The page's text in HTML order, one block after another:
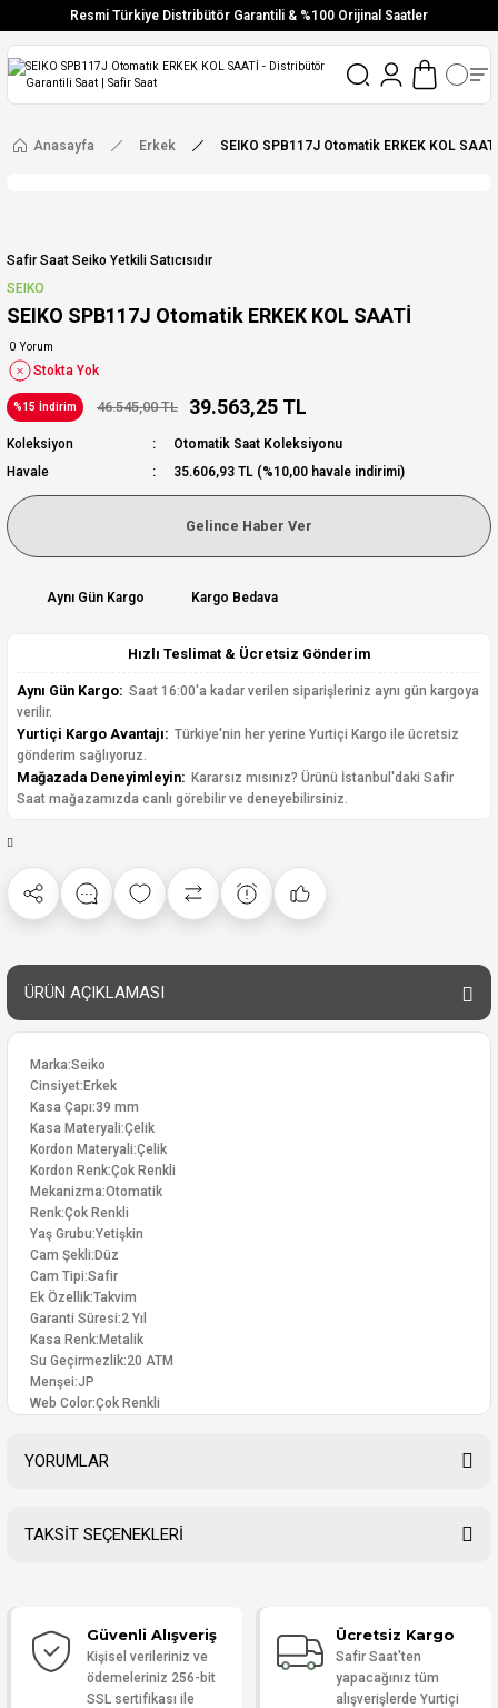
Resmi Türkiye Distribütör Garantili & %100 Orijinal Saatler
Vade Farksız 6 Taksit
Ücretsiz Kargo
Anasayfa Erkek SEIKO SPB117J Otomatik ERKEK KOL SAATİ
Safir Saat Seiko Yetkili Satıcısıdır
SEIKO
SEIKO SPB117J Otomatik ERKEK KOL SAATİ
0 Yorum
Stokta Yok
%15 İndirim 46.545,00 TL 39.563,25 TL
Koleksiyon
Otomatik Saat Koleksiyonu
Havale
35.606,93 TL (%10,00 havale indirimi)
Gelince Haber Ver
Aynı Gün Kargo Kargo Bedava
Hızlı Teslimat & Ücretsiz Gönderim
Aynı Gün Kargo: Saat 16:00'a kadar verilen siparişleriniz aynı gün kargoya
verilir.
Yurtiçi Kargo Avantajı: Türkiye'nin her yerine Yurtiçi Kargo ile ücretsiz
gönderim sağlıyoruz.
Mağazada Deneyimleyin: Kararsız mısınız? Ürünü İstanbul'daki Safir
Saat mağazamızda canlı görebilir ve deneyebilirsiniz.
ÜRÜN AÇIKLAMASI
Marka:Seiko
Cinsiyet:Erkek
Kasa Çapı:39 mm
Kasa Materyali:Çelik
Kordon Materyali:Çelik
Kordon Renk:Çok Renkli
Mekanizma:Otomatik
Renk:Çok Renkli
Yaş Grubu:Yetişkin
Cam Şekli:Düz
Cam Tipi:Safir
Ek Özellik:Takvim
Garanti Süresi:2 Yıl
Kasa Renk:Metalik
Su Geçirmezlik:20 ATM
Menşei:JP
Web Color:Çok Renkli
YORUMLAR
Yorum Yaz
TAKSİT SEÇENEKLERİ
Güvenli Alışveriş
Kişisel verileriniz ve
ödemeleriniz 256-bit
SSL sertifikası ile
Ücretsiz Kargo
Safir Saat'ten
yapacağınız tüm
alışverişlerde Yurtiçi